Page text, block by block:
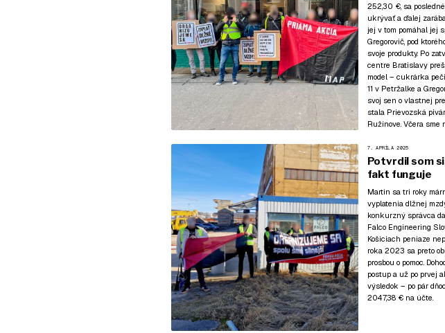
252,30 €, sa
ukrývať a ďalej
jej v tom pomáhal jej
Gregorovič, pod
svoje produkty. Po
centre Bratislavy
model – cukrárka
11 v Petržalke a
svoj sen o vlastnej
stala Prievozská
Ružinove. Včera sme
7. APRÍLA 2025
Potvrdil som
fakt funguje
Martin sa tri roky
vyplatenia dlžnej
konkurzný správca
Falco Engineering
Košiciach peniaze
roka 2023 sa preto
prosbou o pomoc.
postup a už po prvej
výsledok – po pár
2047,38 € na účte.